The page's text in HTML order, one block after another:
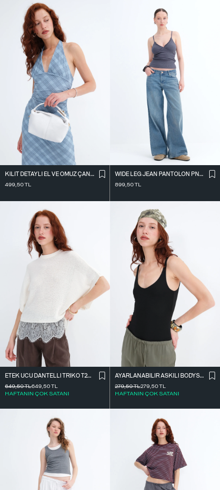
KILIT DETAYLI EL VE OMUZ ÇANTASI Ç41
499,50TL
WIDE LEG JEAN PANTOLON PN10030
899,50TL
ETEK UCU DANTELLI TRIKO T261025
649,50TL
HAFTANIN ÇOK SATANI
649,50TL
AYARLANABILIR ASKILI BODYSUIT Z2011
279,50TL
HAFTANIN ÇOK SATANI
279,50TL